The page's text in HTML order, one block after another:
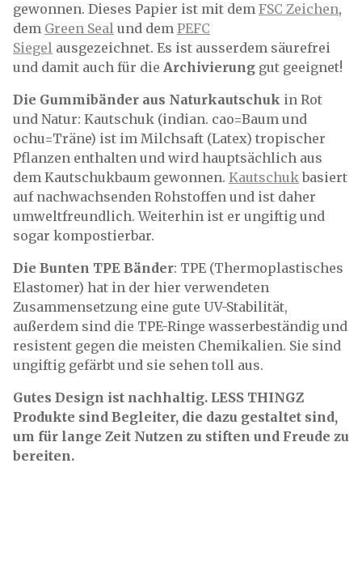
gewonnen. Dieses Papier ist mit dem FSC Zeichen,
dem Green Seal und dem PEFC
Siegel ausgezeichnet. Es ist ausserdem säurefrei
und damit auch für die Archivierung gut geeignet!
Die Gummibänder aus Naturkautschuk in Rot
und Natur: Kautschuk (indian. cao=Baum und
ochu=Träne) ist im Milchsaft (Latex) tropischer
Pflanzen enthalten und wird hauptsächlich aus
dem Kautschukbaum gewonnen. Kautschukbasiert
auf nachwachsenden Rohstoffen und ist daher
umweltfreundlich. Weiterhin ist er ungiftig und
sogar kompostierbar.
Die Bunten TPE Bänder: TPE (Thermoplastisches
Elastomer) hat in der hier verwendeten
Zusammensetzung eine gute UV-Stabilität,
außerdem sind die TPE-Ringe wasserbeständig und
resistent gegen die meisten Chemikalien. Sie sind
ungiftig gefärbt und sie sehen toll aus.
Gutes Design ist nachhaltig. LESS THINGZ
Produkte sind Begleiter, die dazu gestaltet sind,
um für lange Zeit Nutzen zu stiften und Freude zu
bereiten.